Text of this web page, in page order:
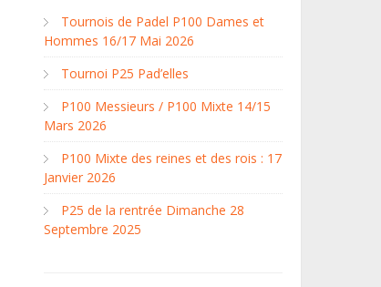
Tournois de Padel P100 Dames et
Hommes 16/17 Mai 2026
Tournoi P25 Pad’elles
P100 Messieurs / P100 Mixte 14/15
Mars 2026
P100 Mixte des reines et des rois : 17
Janvier 2026
P25 de la rentrée Dimanche 28
Septembre 2025